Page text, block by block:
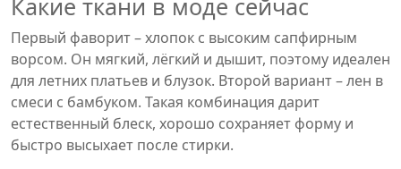
Какие ткани в моде сейчас
Первый фаворит – хлопок с высоким сапфирным
ворсом. Он мягкий, лёгкий и дышит, поэтому идеален
для летних платьев и блузок. Второй вариант – лен в
смеси с бамбуком. Такая комбинация дарит
естественный блеск, хорошо сохраняет форму и
быстро высыхает после стирки.